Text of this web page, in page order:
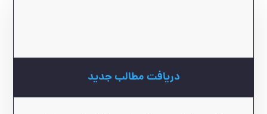
دریافت مطالب جدید